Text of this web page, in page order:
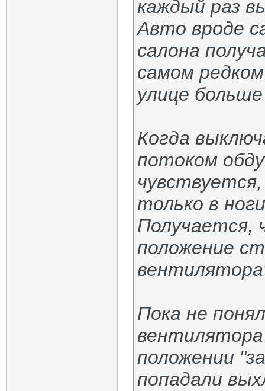
каждый раз
Авто вроде
салона
самом
улице
Когда
потоком
только в
Получается,
положение
Пока не
вентилятора
положении
попадали